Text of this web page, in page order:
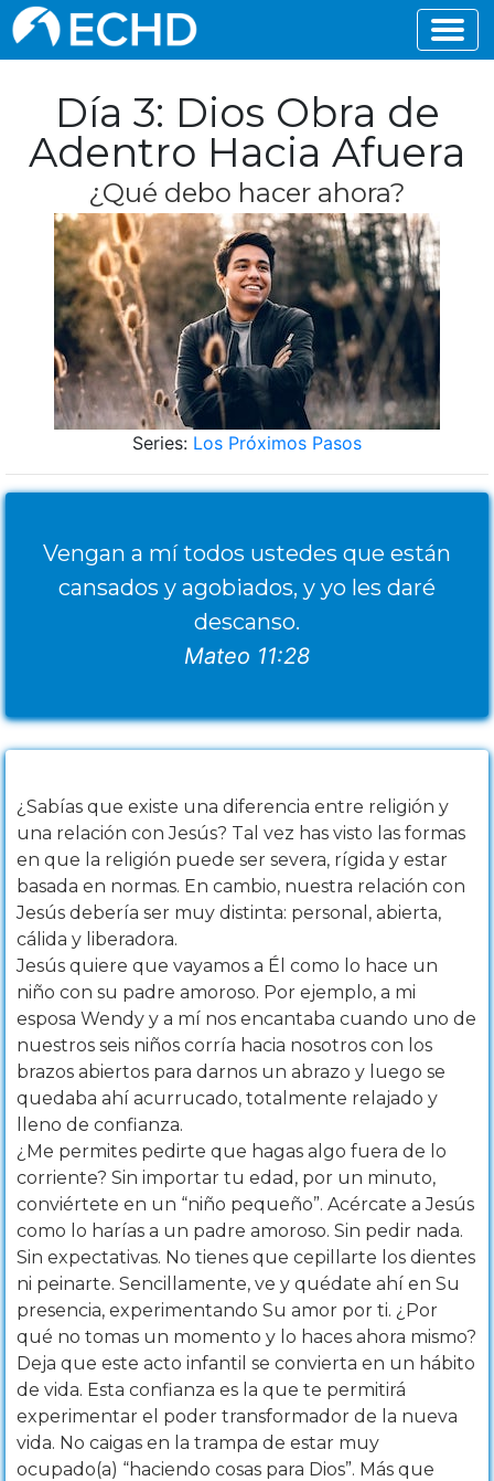
Día 3: Dios Obra de
Adentro Hacia Afuera
¿Qué debo hacer ahora?
Series: Los Próximos Pasos
Vengan a mí todos ustedes que están
cansados y agobiados, y yo les daré
descanso.
Mateo 11:28
¿Sabías que existe una diferencia entre religión y
una relación con Jesús? Tal vez has visto las formas
en que la religión puede ser severa, rígida y estar
basada en normas. En cambio, nuestra relación con
Jesús debería ser muy distinta: personal, abierta,
cálida y liberadora.
Jesús quiere que vayamos a Él como lo hace un
niño con su padre amoroso. Por ejemplo, a mi
esposa Wendy y a mí nos encantaba cuando uno de
nuestros seis niños corría hacia nosotros con los
brazos abiertos para darnos un abrazo y luego se
quedaba ahí acurrucado, totalmente relajado y
lleno de confianza.
¿Me permites pedirte que hagas algo fuera de lo
corriente? Sin importar tu edad, por un minuto,
conviértete en un “niño pequeño”. Acércate a Jesús
como lo harías a un padre amoroso. Sin pedir nada.
Sin expectativas. No tienes que cepillarte los dientes
ni peinarte. Sencillamente, ve y quédate ahí en Su
presencia, experimentando Su amor por ti. ¿Por
qué no tomas un momento y lo haces ahora mismo?
Deja que este acto infantil se convierta en un hábito
de vida. Esta confianza es la que te permitirá
experimentar el poder transformador de la nueva
vida. No caigas en la trampa de estar muy
ocupado(a) “haciendo cosas para Dios”. Más que